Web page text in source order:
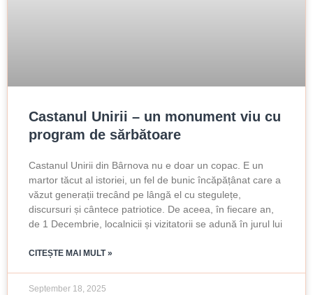
Castanul Unirii – un monument viu cu
program de sărbătoare
Castanul Unirii din Bârnova nu e doar un copac. E un
martor tăcut al istoriei, un fel de bunic încăpățânat care a
văzut generații trecând pe lângă el cu stegulețe,
discursuri și cântece patriotice. De aceea, în fiecare an,
de 1 Decembrie, localnicii și vizitatorii se adună în jurul lui
CITEȘTE MAI MULT »
September 18, 2025